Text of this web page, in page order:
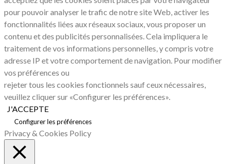
pour pouvoir analyser le trafic de notre site Web, activer les
fonctionnalités liées aux réseaux sociaux, vous proposer un
contenu et des publicités personnalisées. Cela impliquera le
traitement de vos informations personnelles, y compris votre
adresse IP et votre comportement de navigation. Pour modifier
vos préférences ou
rejeter tous les cookies fonctionnels sauf ceux nécessaires,
veuillez cliquer sur «Configurer les préférences».
J'ACCEPTE
Configurer les préférences
Privacy & Cookies Policy